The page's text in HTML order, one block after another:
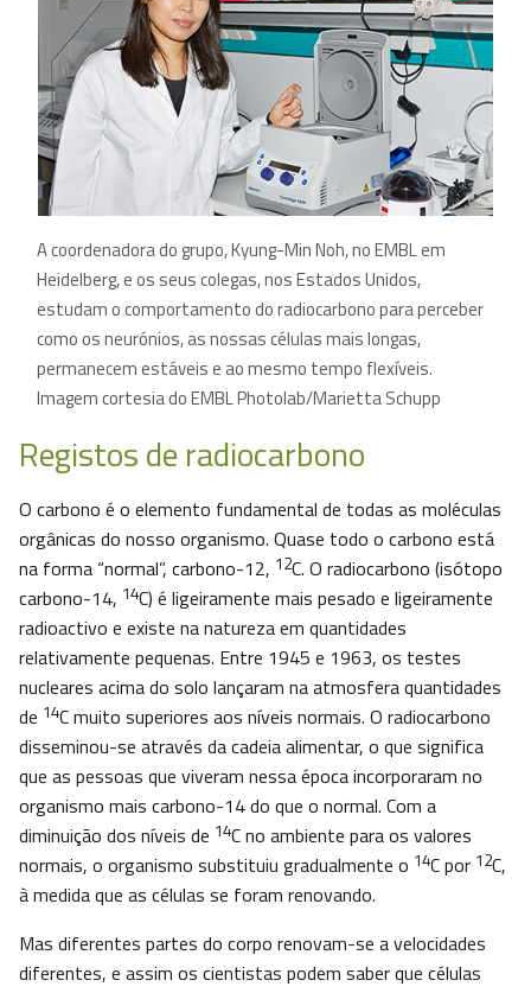
A coordenadora do grupo, Kyung-Min Noh, no EMBL em
Heidelberg, e os seus colegas, nos Estados Unidos,
estudam o comportamento do radiocarbono para perceber
como os neurónios, as nossas células mais longas,
permanecem estáveis e ao mesmo tempo flexíveis.
Imagem cortesia do EMBL Photolab/Marietta Schupp
Registos de radiocarbono
O carbono é o elemento fundamental de todas as moléculas
orgânicas do nosso organismo. Quase todo o carbono está
na forma “normal”, carbono-12, 12C. O radiocarbono (isótopo
carbono-14, 14C) é ligeiramente mais pesado e ligeiramente
radioactivo e existe na natureza em quantidades
relativamente pequenas. Entre 1945 e 1963, os testes
nucleares acima do solo lançaram na atmosfera quantidades
de 14C muito superiores aos níveis normais. O radiocarbono
disseminou-se através da cadeia alimentar, o que significa
que as pessoas que viveram nessa época incorporaram no
organismo mais carbono-14 do que o normal. Com a
diminuição dos níveis de 14C no ambiente para os valores
normais, o organismo substituiu gradualmente o 14C por 12C,
à medida que as células se foram renovando.
Mas diferentes partes do corpo renovam-se a velocidades
diferentes, e assim os cientistas podem saber que células